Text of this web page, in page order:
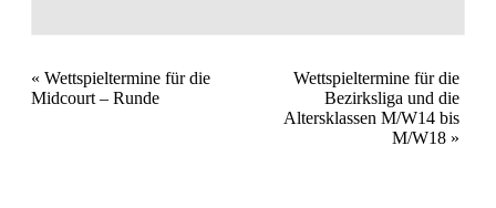
« Wettspieltermine für die
Midcourt – Runde
Wettspieltermine für die
Bezirksliga und die
Altersklassen M/W14 bis
M/W18 »